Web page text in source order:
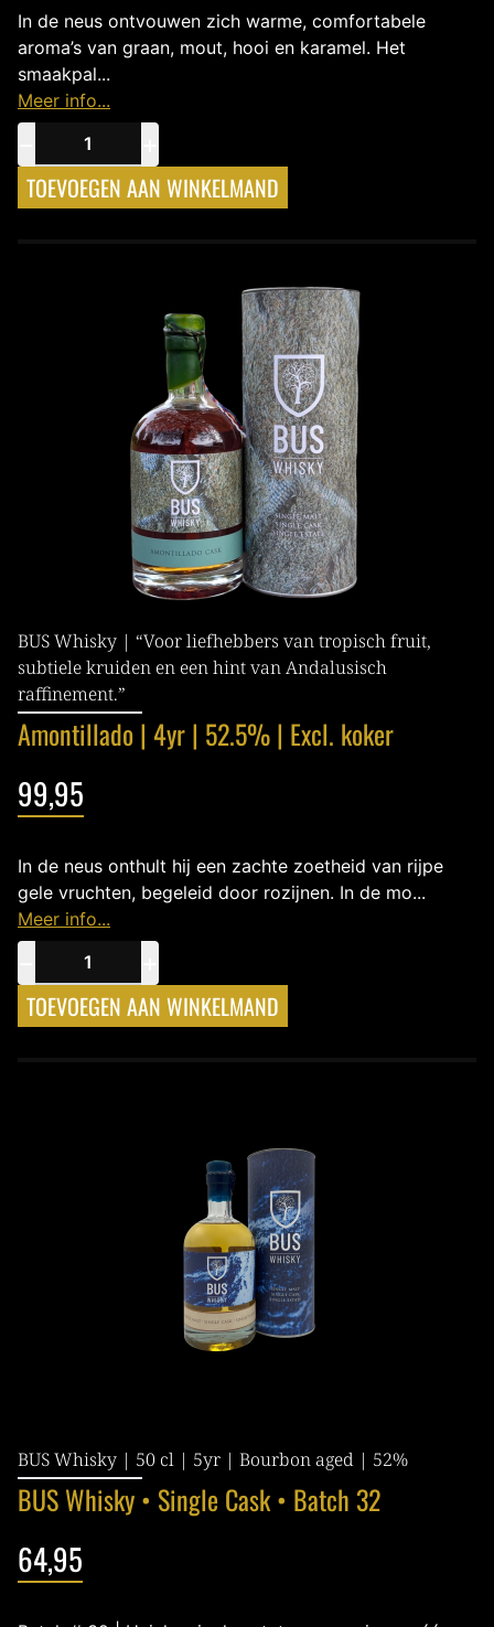
In de neus ontvouwen zich warme, comfortabele
aroma’s van graan, mout, hooi en karamel. Het
smaakpal...
Meer info...
TOEVOEGEN AAN WINKELMAND
BUS Whisky | “Voor liefhebbers van tropisch fruit,
subtiele kruiden en een hint van Andalusisch
raffinement.”
Amontillado | 4yr | 52.5% | Excl. koker
99,95
In de neus onthult hij een zachte zoetheid van rijpe
gele vruchten, begeleid door rozijnen. In de mo...
Meer info...
TOEVOEGEN AAN WINKELMAND
BUS Whisky | 50 cl | 5yr | Bourbon aged | 52%
BUS Whisky • Single Cask • Batch 32
64,95